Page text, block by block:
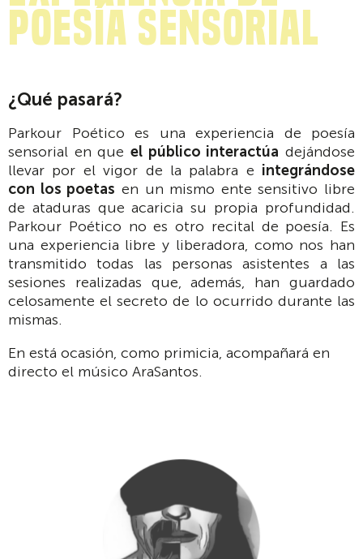
poesía sensorial
¿Qué pasará?
Parkour Poético es una experiencia de poesía
sensorial en que el público interactúa dejándose
llevar por el vigor de la palabra e integrándose
con los poetas en un mismo ente sensitivo libre
de ataduras que acaricia su propia profundidad.
Parkour Poético no es otro recital de poesía. Es
una experiencia libre y liberadora, como nos han
transmitido todas las personas asistentes a las
sesiones realizadas que, además, han guardado
celosamente el secreto de lo ocurrido durante las
mismas.
En está ocasión, como primicia, acompañará en
directo el músico AraSantos.